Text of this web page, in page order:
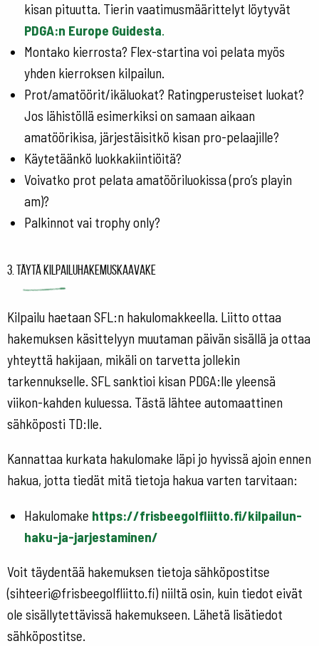
kisan pituutta. Tierin vaatimusmäärittelyt löytyvät
PDGA:n Europe Guidesta.
Montako kierrosta? Flex-startina voi pelata myös
yhden kierroksen kilpailun.
Prot/amatöörit/ikäluokat? Ratingperusteiset luokat?
Jos lähistöllä esimerkiksi on samaan aikaan
amatöörikisa, järjestäisitkö kisan pro-pelaajille?
Käytetäänkö luokkakiintiöitä?
Voivatko prot pelata amatööriluokissa (pro’s playin
am)?
Palkinnot vai trophy only?
3. Täytä kilpailuhakemuskaavake
Kilpailu haetaan SFL:n hakulomakkeella. Liitto ottaa
hakemuksen käsittelyyn muutaman päivän sisällä ja ottaa
yhteyttä hakijaan, mikäli on tarvetta jollekin
tarkennukselle. SFL sanktioi kisan PDGA:lle yleensä
viikon-kahden kuluessa. Tästä lähtee automaattinen
sähköposti TD:lle.
Kannattaa kurkata hakulomake läpi jo hyvissä ajoin ennen
hakua, jotta tiedät mitä tietoja hakua varten tarvitaan:
Hakulomake https://frisbeegolfliitto.fi/kilpailun-
haku-ja-jarjestaminen/
Voit täydentää hakemuksen tietoja sähköpostitse
(sihteeri@frisbeegolfliitto.fi) niiltä osin, kuin tiedot eivät
ole sisällytettävissä hakemukseen. Lähetä lisätiedot
sähköpostitse.